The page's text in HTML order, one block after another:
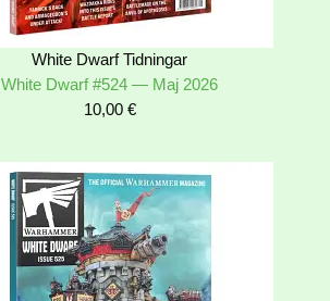
White Dwarf Tidningar
White Dwarf #524 — Maj 2026
10,00 €